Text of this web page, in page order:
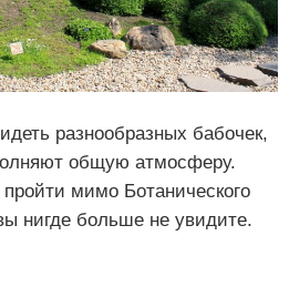
разнообразных бабочек,
общую атмосферу.
пройти мимо Ботанического
нигде больше не увидите.